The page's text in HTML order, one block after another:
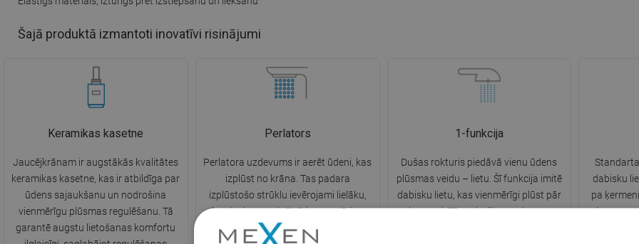
Šajā produktā izmantoti inovatīvi risinājumi
Keramikas kasetne
Jaucējkrānam ir augstākās kvalitātes
keramikas kasetne, kas ir atbildīga par
ūdens sajaukšanu un nodrošina
vienmērīgu plūsmas regulēšanu. Tā
garantē augstu lietošanas komfortu
Perlators
Perlatora uzdevums ir aerēt ūdeni, kas
izplūst no krāna. Tas padara
izplūstošo strūklu ievērojami lielāku,
kas ļauj samazināt ūdens patēriņu
ikdienas darbību laikā, tādējādi
1-funkcija
Dušas rokturis piedāvā vienu ūdens
plūsmas veidu – lietu. Šī funkcija imitē
dabisku lietu, kas vienmērīgi plūst pār
ķermeni. Tā nodrošina maigu un
dabisku
pa
mitruma